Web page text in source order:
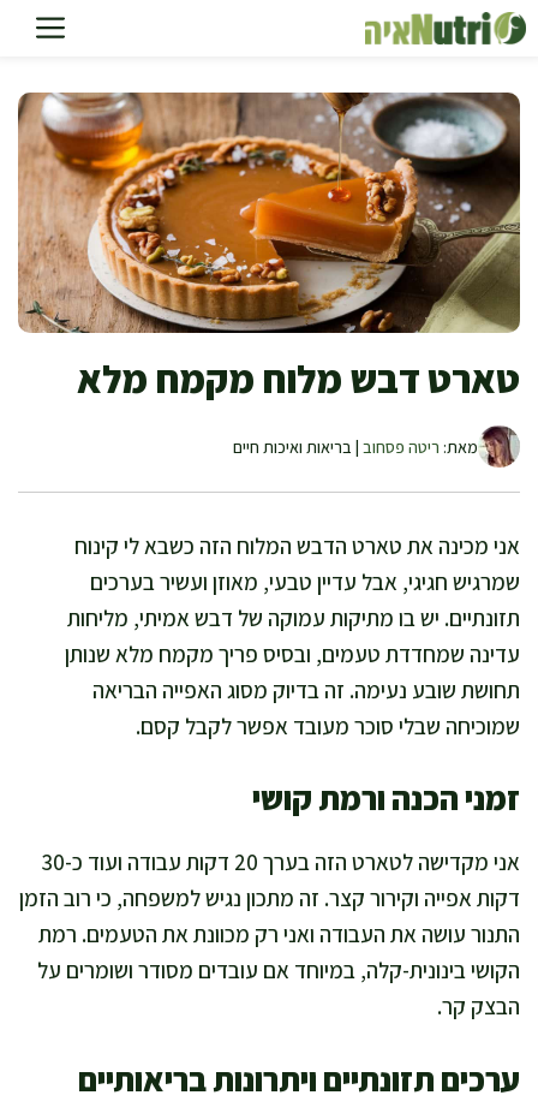
לדלג
לתוכן
טארט דבש מלוח מקמח מלא
מאת: ריטה פסחוב | בריאות ואיכות חיים
אני מכינה את טארט הדבש המלוח הזה כשבא לי קינוח
שמרגיש חגיגי, אבל עדיין טבעי, מאוזן ועשיר בערכים
תזונתיים. יש בו מתיקות עמוקה של דבש אמיתי, מליחות
עדינה שמחדדת טעמים, ובסיס פריך מקמח מלא שנותן
תחושת שובע נעימה. זה בדיוק מסוג האפייה הבריאה
שמוכיחה שבלי סוכר מעובד אפשר לקבל קסם.
זמני הכנה ורמת קושי
אני מקדישה לטארט הזה בערך 20 דקות עבודה ועוד כ-30
דקות אפייה וקירור קצר. זה מתכון נגיש למשפחה, כי רוב הזמן
התנור עושה את העבודה ואני רק מכוונת את הטעמים. רמת
הקושי בינונית-קלה, במיוחד אם עובדים מסודר ושומרים על
הבצק קר.
ערכים תזונתיים ויתרונות בריאותיים